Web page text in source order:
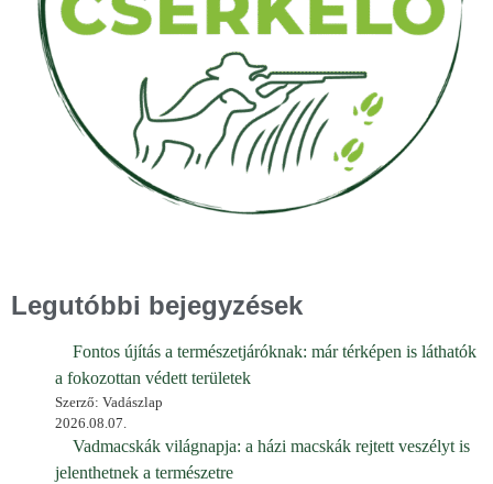
Legutóbbi bejegyzések
Fontos újítás a természetjáróknak: már térképen is láthatók
a fokozottan védett területek
Szerző: Vadászlap
2026.08.07.
Vadmacskák világnapja: a házi macskák rejtett veszélyt is
jelenthetnek a természetre